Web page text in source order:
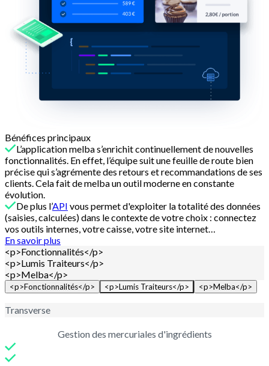
Bénéfices principaux
L’application melba s’enrichit continuellement de nouvelles
fonctionnalités. En effet, l’équipe suit une feuille de route bien
précise qui s’agrémente des retours et recommandations de ses
clients. Cela fait de melba un outil moderne en constante
évolution.
De plus l’API vous permet d'exploiter la totalité des données
(saisies, calculées) dans le contexte de votre choix : connectez
vos outils internes, votre caisse, votre site internet…
En savoir plus
<p>Fonctionnalités</p>
<p>Lumis Traiteurs</p>
<p>Melba</p>
<p>Fonctionnalités</p> <p>Lumis Traiteurs</p> <p>Melba</p>
Transverse
Gestion des mercuriales d'ingrédients